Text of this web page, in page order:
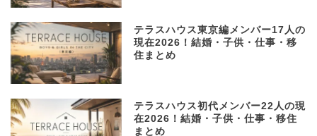
テラスハウス東京編メンバー17人の
現在2026！結婚・子供・仕事・移
住まとめ
テラスハウス初代メンバー22人の現
在2026！結婚・子供・仕事・移住
まとめ